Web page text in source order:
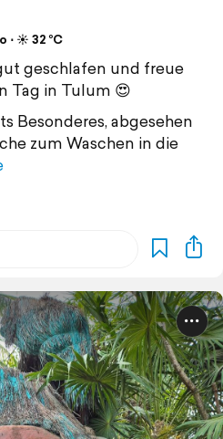
⋅ ☀️ 32 °C
geschlafen und freue
Tag in Tulum 😍
Besonderes, abgesehen
zum Waschen in die